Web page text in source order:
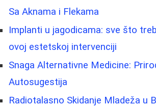
Sa Aknama i Flekama
Implanti u jagodicama: sve što
ovoj estetskoj intervenciji
Snaga Alternativne Medicine:
Autosugestija
Radiotalasno Skidanje Mladeža u